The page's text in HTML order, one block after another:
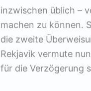
inzwischen üblich –
machen zu können.
die zweite
Rekjavik vermute
für die Verzögerung